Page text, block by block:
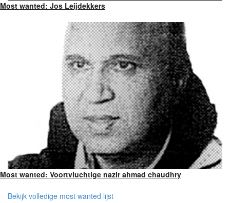
Most wanted: Jos Leijdekkers
Most wanted: Voortvluchtige nazir ahmad chaudhry
Bekijk volledige most wanted lijst